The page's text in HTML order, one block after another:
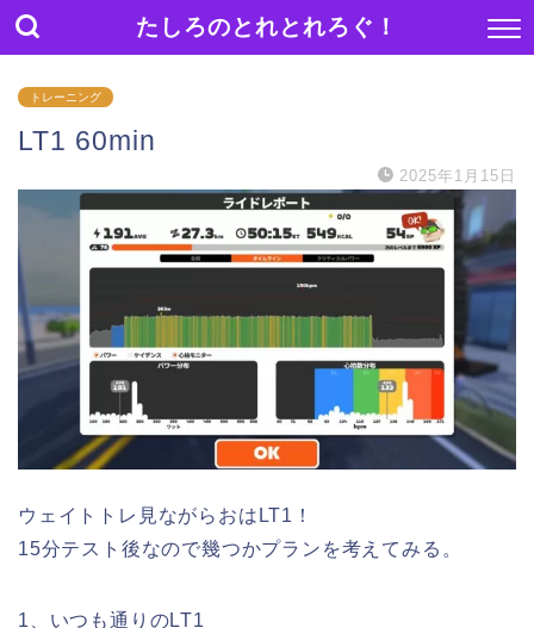
たしろのとれとれろぐ！
トレーニング
LT1 60min
2025年1月15日
ウェイトトレ見ながらおはLT1！
15分テスト後なので幾つかプランを考えてみる。
1、いつも通りのLT1